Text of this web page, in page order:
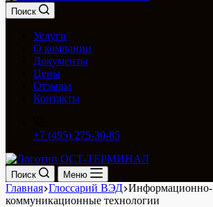
Поиск
Услуги
О компании
Документы
Цены
Отзывы
Контакты
+7 (495) 275-30-85
Поиск Меню
Главная Глоссарий ВЭД Информационно-
коммуникационные технологии